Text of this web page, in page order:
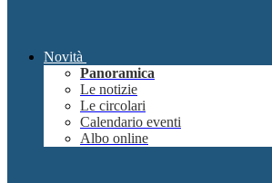
Novità
Panoramica
Le notizie
Le circolari
Calendario eventi
Albo online